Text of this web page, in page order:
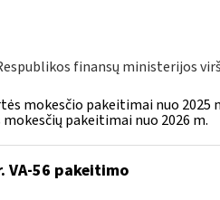
finansų ministerijos
mokesčio pakeitimai nuo 2025
pakeitimai nuo 2026 m.
VA-56 pakeitimo